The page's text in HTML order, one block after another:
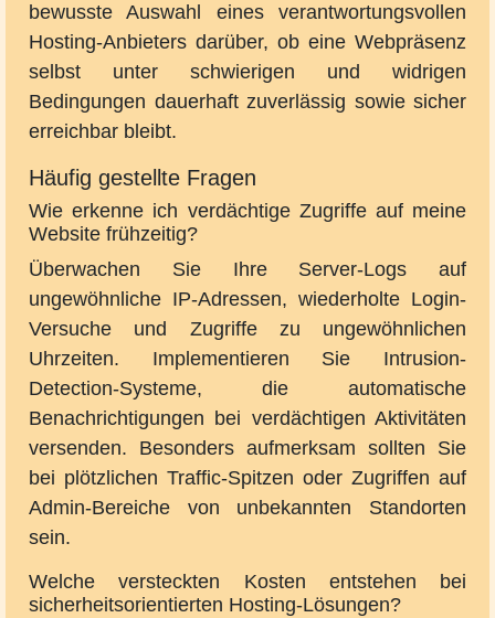
bewusste Auswahl eines verantwortungsvollen
Hosting-Anbieters darüber, ob eine Webpräsenz
selbst unter schwierigen und widrigen
Bedingungen dauerhaft zuverlässig sowie sicher
erreichbar bleibt.
Häufig gestellte Fragen
Wie erkenne ich verdächtige Zugriffe auf meine
Website frühzeitig?
Überwachen Sie Ihre Server-Logs auf
ungewöhnliche IP-Adressen, wiederholte Login-
Versuche und Zugriffe zu ungewöhnlichen
Uhrzeiten. Implementieren Sie Intrusion-
Detection-Systeme, die automatische
Benachrichtigungen bei verdächtigen Aktivitäten
versenden. Besonders aufmerksam sollten Sie
bei plötzlichen Traffic-Spitzen oder Zugriffen auf
Admin-Bereiche von unbekannten Standorten
sein.
Welche versteckten Kosten entstehen bei
sicherheitsorientierten Hosting-Lösungen?